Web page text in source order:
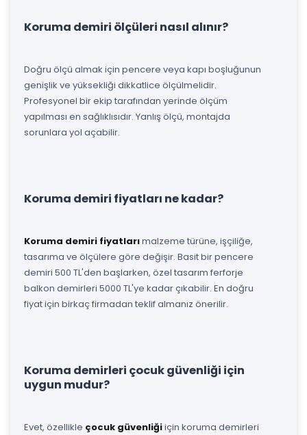
Koruma demiri ölçüleri nasıl alınır?
Doğru ölçü almak için pencere veya kapı boşluğunun
genişlik ve yüksekliği dikkatlice ölçülmelidir.
Profesyonel bir ekip tarafından yerinde ölçüm
yapılması en sağlıklısıdır. Yanlış ölçü, montajda
sorunlara yol açabilir.
Koruma demiri fiyatları ne kadar?
Koruma demiri fiyatlarımalzeme türüne, işçiliğe,
tasarıma ve ölçülere göre değişir. Basit bir pencere
demiri 500 TL'den başlarken, özel tasarım ferforje
balkon demirleri 5000 TL'ye kadar çıkabilir. En doğru
fiyat için birkaç firmadan teklif almanız önerilir.
Koruma demirleri çocuk güvenliği için
uygun mudur?
Evet, özellikle çocuk güvenliğiiçin koruma demirleri